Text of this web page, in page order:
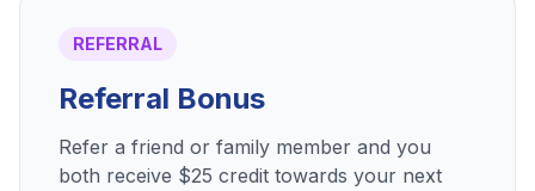
REFERRAL
Referral Bonus
Refer a friend or family member and you
both receive $25 credit towards your next